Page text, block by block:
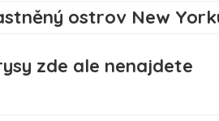
zde ale nenajdete